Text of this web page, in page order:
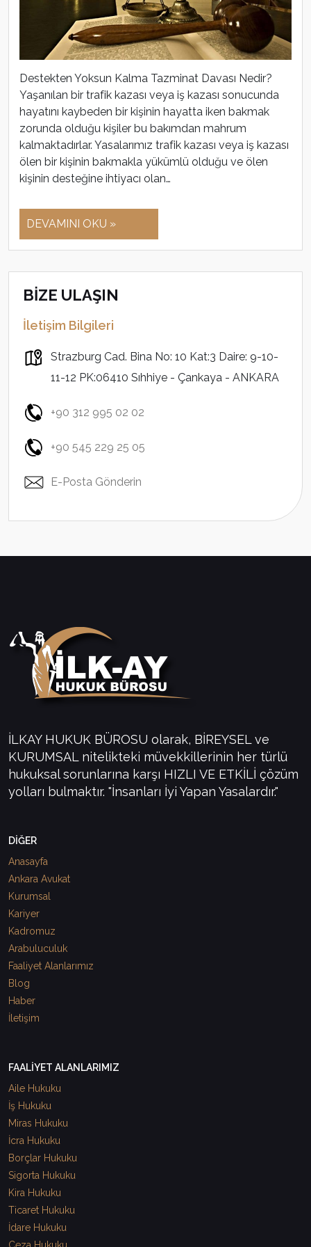
Destekten Yoksun Kalma Tazminat Davası Nedir?
Yaşanılan bir trafik kazası veya iş kazası sonucunda
hayatını kaybeden bir kişinin hayatta iken bakmak
zorunda olduğu kişiler bu bakımdan mahrum
kalmaktadırlar. Yasalarımız trafik kazası veya iş kazası
ölen bir kişinin bakmakla yükümlü olduğu ve ölen
kişinin desteğine ihtiyacı olan…
DEVAMINI OKU »
BİZE ULAŞIN
İletişim Bilgileri
Strazburg Cad. Bina No: 10 Kat:3 Daire: 9-10-
11-12 PK:06410 Sıhhiye - Çankaya - ANKARA
+90 312 995 02 02
+90 545 229 25 05
E-Posta Gönderin
İLKAY HUKUK BÜROSU olarak, BİREYSEL ve
KURUMSAL nitelikteki müvekkillerinin her türlü
hukuksal sorunlarına karşı HIZLI VE ETKİLİ çözüm
yolları bulmaktır. "İnsanları İyi Yapan Yasalardır."
DİĞER
Anasayfa
Ankara Avukat
Kurumsal
Kariyer
Kadromuz
Arabuluculuk
Faaliyet Alanlarımız
Blog
Haber
İletişim
FAALİYET ALANLARIMIZ
Aile Hukuku
İş Hukuku
Miras Hukuku
İcra Hukuku
Borçlar Hukuku
Sigorta Hukuku
Kira Hukuku
Ticaret Hukuku
İdare Hukuku